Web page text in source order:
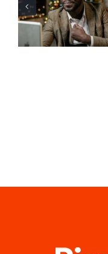
follower su
LinkedIn per
proteggere